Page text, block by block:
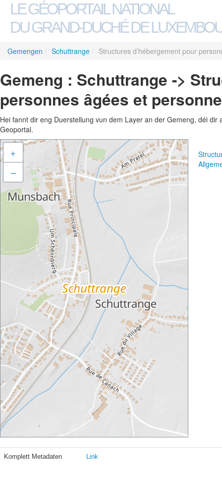
LE GÉOPORTAIL NATIONAL
DU GRAND-DUCHÉ DE
Gemengen / Schuttrange / Structures d’hébergement pour
Gemeng : Schuttrange ->
personnes âgées et
Hei fannt dir eng Duerstellung vun dem Layer an der Gemeng, déi
Geoportal.
+
–
Komplett Metadaten Link